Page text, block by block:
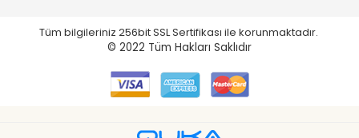
Tüm bilgileriniz 256bit SSL Sertifikası ile korunmaktadır.
© 2022 Tüm Hakları Saklıdır